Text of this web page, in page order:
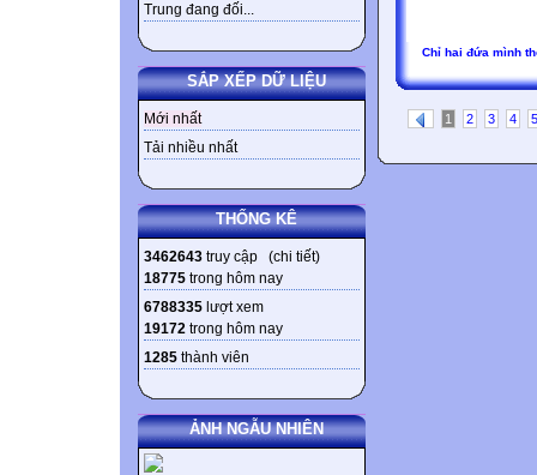
Trung đang đối...
SẮP XẾP DỮ LIỆU
Mới nhất
Tải nhiều nhất
THỐNG KÊ
3462643 truy cập (chi tiết)
18775 trong hôm nay
6788335 lượt xem
19172 trong hôm nay
1285 thành viên
ẢNH NGẪU NHIÊN
Chỉ hai đứa mình
1 2 3 4 5